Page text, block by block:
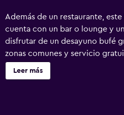
Además de un restaurante,
cuenta con un bar o lounge y
disfrutar de un desayuno bufé
zonas comunes y servicio
estación de tren. Otras
una cafetería y aparcamiento
Leer más